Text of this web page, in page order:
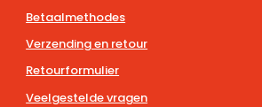
Betaalmethodes
Verzending en retour
Retourformulier
Veelgestelde vragen